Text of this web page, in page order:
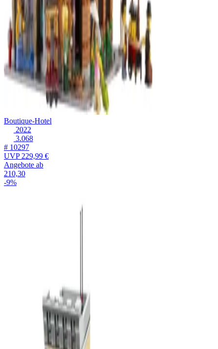
Boutique-Hotel
2022
3.068
# 10297
UVP229,99 €
Angebote ab
210,30
-9%